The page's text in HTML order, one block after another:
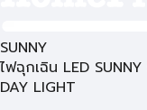
SUNNY
ไฟฉุกเฉิน LED
DAY LIGHT